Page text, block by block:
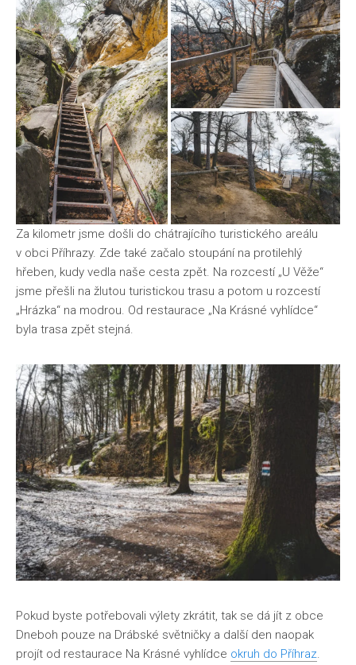
Za kilometr jsme došli do chátrajícího turistického areálu
v obci Příhrazy. Zde také začalo stoupání na protilehlý
hřeben, kudy vedla naše cesta zpět. Na rozcestí „U Věže“
jsme přešli na žlutou turistickou trasu a potom u rozcestí
„Hrázka“ na modrou. Od restaurace „Na Krásné vyhlídce“
byla trasa zpět stejná.
Pokud byste potřebovali výlety zkrátit, tak se dá jít z obce
Dneboh pouze na Drábské světničky a další den naopak
projít od restaurace Na Krásné vyhlídce okruh do Příhraz.